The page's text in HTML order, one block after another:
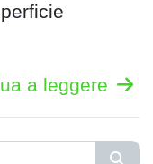
a leggere